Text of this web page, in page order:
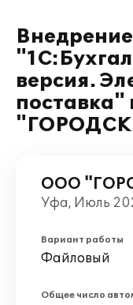
версия.
ООО
Уфа, Июль
Вариант работы
Файловый
Общее число